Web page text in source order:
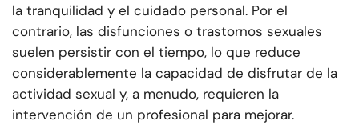
la tranquilidad y el cuidado personal. Por el
contrario, las disfunciones o trastornos sexuales
suelen persistir con el tiempo, lo que reduce
considerablemente la capacidad de disfrutar de la
actividad sexual y, a menudo, requieren la
intervención de un profesional para mejorar.